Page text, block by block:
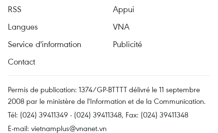
RSS
Appui
Langues
VNA
Service d'information
Publicité
Contact
Permis de publication: 1374/GP-BTTTT délivré le 11 septembre
2008 par le ministère de l'Information et de la Communication.
Tél: (024) 39411349 - (024) 39411348, Fax: (024) 39411348
E-mail: vietnamplus@vnanet.vn